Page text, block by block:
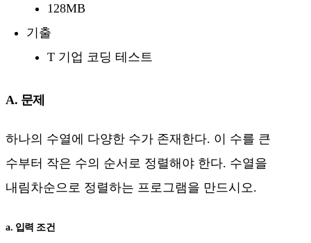
128MB
기출
T 기업 코딩 테스트
A. 문제
하나의 수열에 다양한 수가 존재한다. 이 수를 큰
수부터 작은 수의 순서로 정렬해야 한다. 수열을
내림차순으로 정렬하는 프로그램을 만드시오.
a. 입력 조건